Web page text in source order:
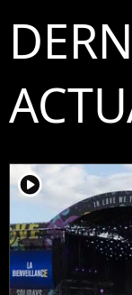
player2